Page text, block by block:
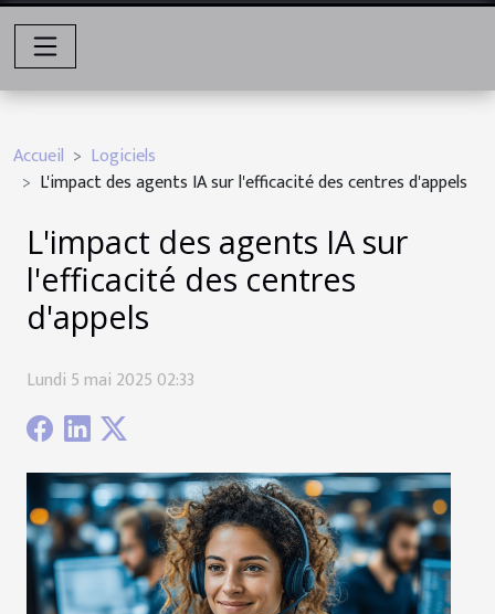
Accueil
Logiciels
L'impact des agents IA sur l'efficacité des centres d'appels
L'impact des agents IA sur
l'efficacité des centres
d'appels
Lundi 5 mai 2025 02:33